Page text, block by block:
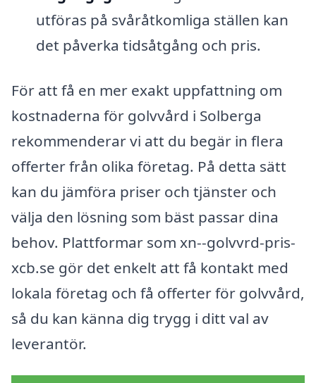
utföras på svåråtkomliga ställen kan
det påverka tidsåtgång och pris.
För att få en mer exakt uppfattning om
kostnaderna för golvvård i Solberga
rekommenderar vi att du begär in flera
offerter från olika företag. På detta sätt
kan du jämföra priser och tjänster och
välja den lösning som bäst passar dina
behov. Plattformar som xn--golvvrd-pris-
xcb.se gör det enkelt att få kontakt med
lokala företag och få offerter för golvvård,
så du kan känna dig trygg i ditt val av
leverantör.